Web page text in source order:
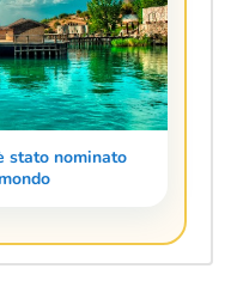
stato nominato